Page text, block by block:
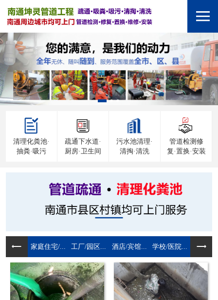
清理化粪池·
抽粪·吸污
疏通下水道·
厨房·卫生间
污水池清理·
清掏·清洗
管道检测修
复·置换·安装
家庭住宅/... 工厂/园区... 酒店/宾馆... 学校/医院...